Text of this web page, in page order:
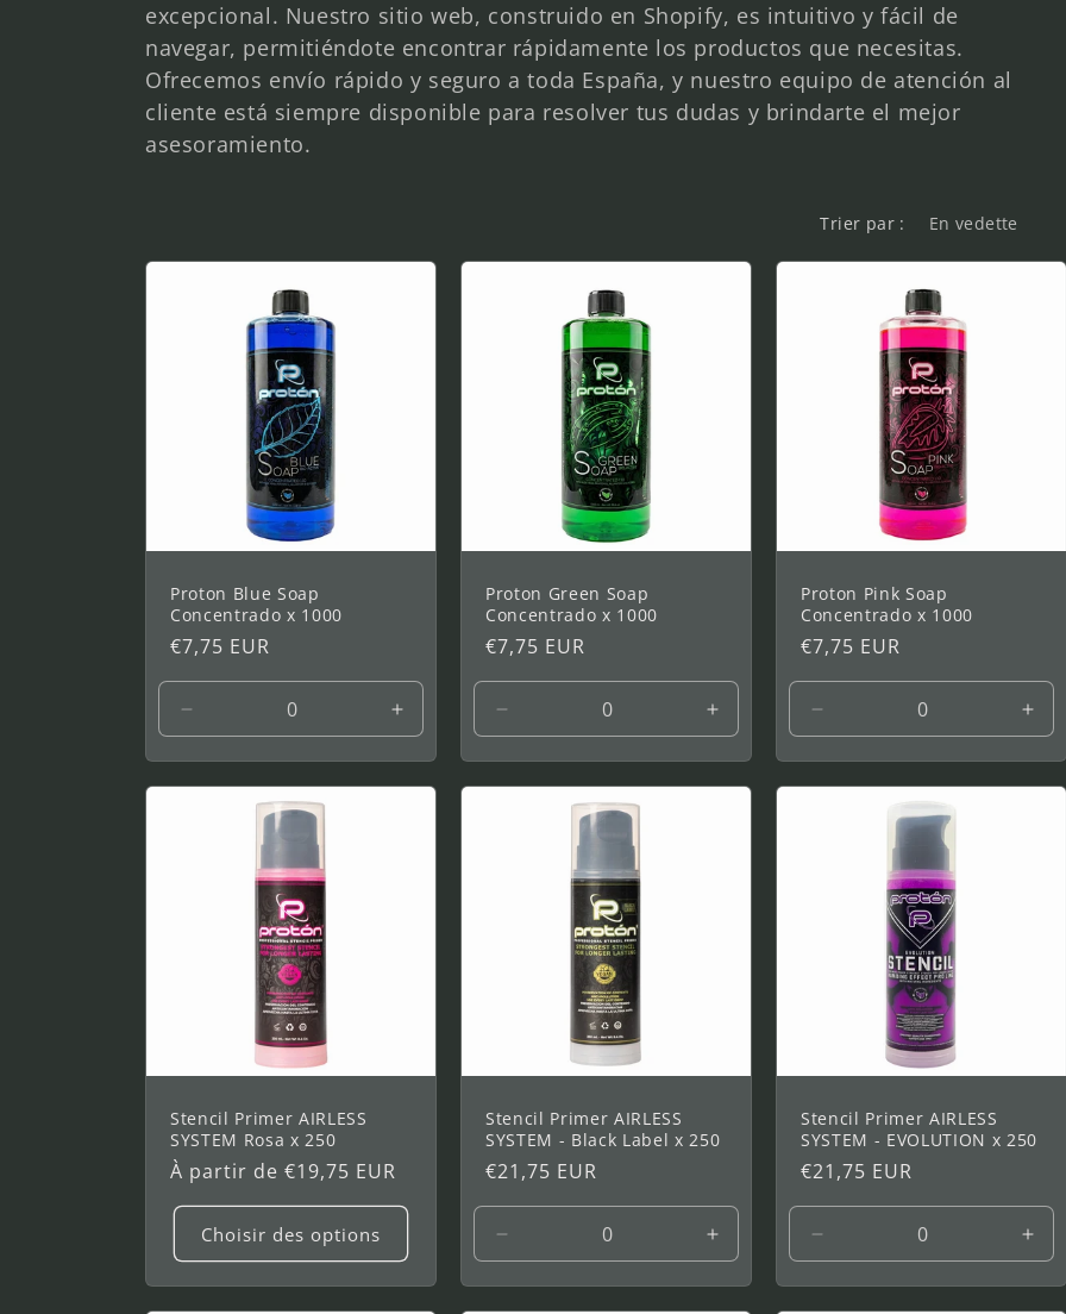
excepcional. Nuestro sitio web, construido en Shopify, es intuitivo y fácil de
navegar, permitiéndote encontrar rápidamente los productos que necesitas.
Ofrecemos envío rápido y seguro a toda España, y nuestro equipo de atención al
cliente está siempre disponible para resolver tus dudas y brindarte el mejor
asesoramiento.
Trier par :
Proton Blue Soap
Concentrado x 1000
Prix
habituel
€7,75 EUR
la
quantité
de
Augmenter
la
quantité
de
Proton Green Soap
Concentrado x 1000
Prix
habituel
€7,75 EUR
la
quantité
de
Augmenter
la
quantité
de
Proton Pink Soap
Concentrado x 1000
Prix
habituel
€7,75 EUR
la
quantité
de
la
de
Stencil Primer AIRLESS
SYSTEM Rosa x 250
Prix
habituel
À partir de €19,75 EUR
Choisir des options
Stencil Primer AIRLESS
SYSTEM - Black Label x 250
Prix
habituel
€21,75 EUR
la
quantité
Augmenter
la
quantité
Stencil Primer AIRLESS
SYSTEM - EVOLUTION x 250
Prix
habituel
€21,75 EUR
la
quantité
la